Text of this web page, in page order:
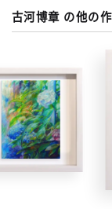
古河博章 の他の